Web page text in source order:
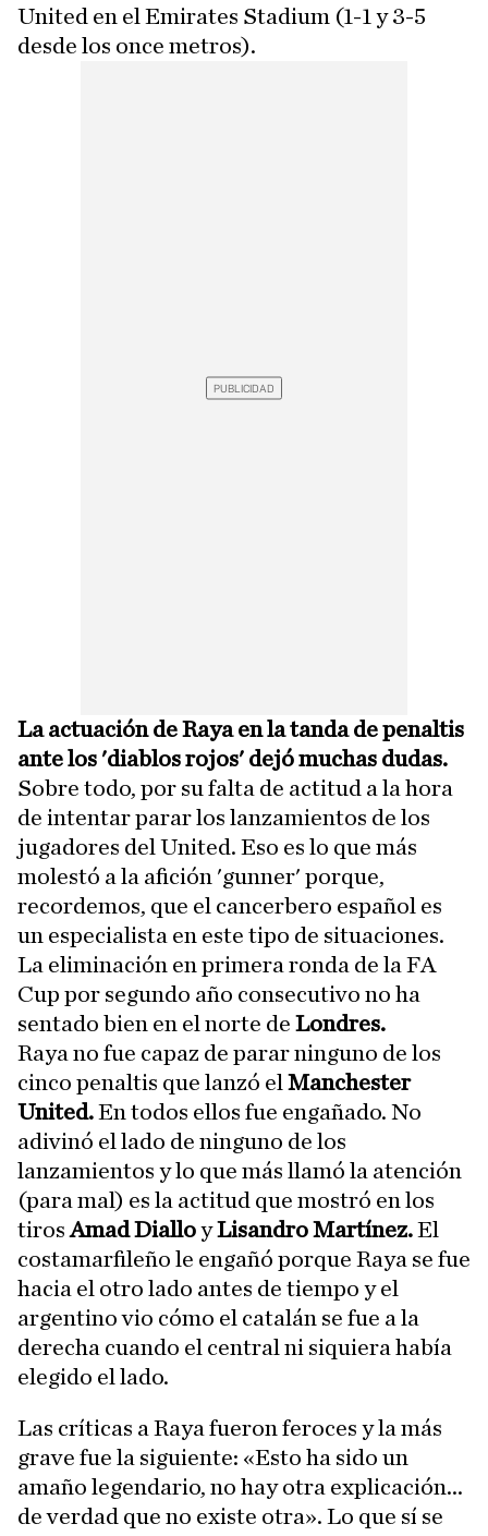
United en el Emirates Stadium (1-1 y 3-5
desde los once metros).
La actuación de Raya en la tanda de penaltis
ante los 'diablos rojos' dejó muchas dudas.
Sobre todo, por su falta de actitud a la hora
de intentar parar los lanzamientos de los
jugadores del United. Eso es lo que más
molestó a la afición 'gunner' porque,
recordemos, que el cancerbero español es
un especialista en este tipo de situaciones.
La eliminación en primera ronda de la FA
Cup por segundo año consecutivo no ha
sentado bien en el norte de Londres.
Raya no fue capaz de parar ninguno de los
cinco penaltis que lanzó el Manchester
United.En todos ellos fue engañado. No
adivinó el lado de ninguno de los
lanzamientos y lo que más llamó la atención
(para mal) es la actitud que mostró en los
tirosAmad DialloyLisandro Martínez.El
costamarfileño le engañó porque Raya se fue
hacia el otro lado antes de tiempo y el
argentino vio cómo el catalán se fue a la
derecha cuando el central ni siquiera había
elegido el lado.
Las críticas a Raya fueron feroces y la más
grave fue la siguiente: «Esto ha sido un
amaño legendario, no hay otra explicación...
de verdad que no existe otra». Lo que sí se